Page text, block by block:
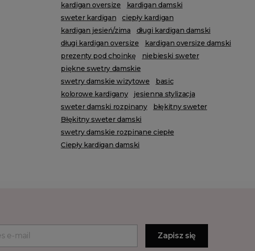
kardigan oversize
kardigan damski
sweter kardigan
ciepły kardigan
kardigan jesień/zima
długi kardigan damski
długi kardigan oversize
kardigan oversize damski
prezenty pod choinkę
niebieski sweter
piękne swetry damskie
swetry damskie wizytowe
basic
kolorowe kardigany
jesienna stylizacja
sweter damski rozpinany
błękitny sweter
Błękitny sweter damski
swetry damskie rozpinane ciepłe
Ciepły kardigan damski